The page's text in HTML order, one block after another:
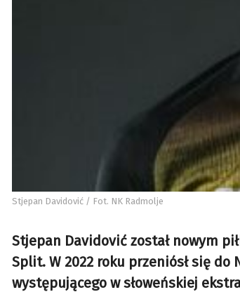
Stjepan Davidović / Fot. NK Radmolje
Stjepan Davidović został nowym
Split. W 2022 roku przeniósł się do
występującego w słoweńskiej